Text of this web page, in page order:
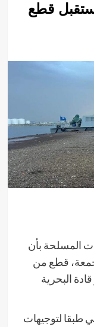
قطع
المسلحة بأن
قطع من
البحرية
طبقا لتوجيهات